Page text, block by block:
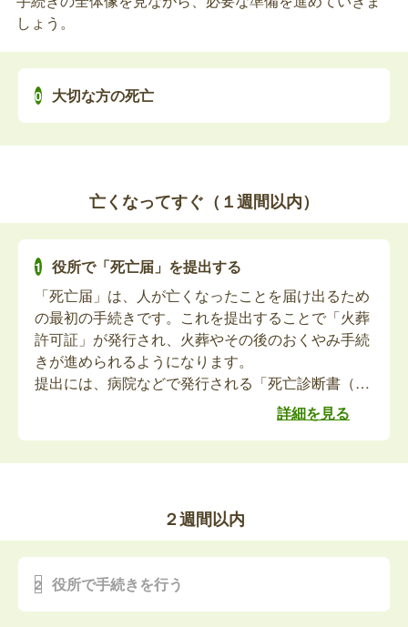
亡くなられた方が身体障害者手帳をお持ちだった場
合、死亡日をもって喪失となります。返還してくだ
さい。
故人の療育手帳の返還、返還届の提出
故人の精神障害者保健福祉手帳の返還、返還
届の提出
亡くなられた方が精神障害者保健福祉手帳をお持ち
だった場合、死亡日をもって喪失となります。返還
してください。
特別障害者手当資格喪失届の提出（死亡関連
亡くなられた方が特別障害者手当を受給していた場
払い分の手当があれば請求の手続きが必要です。未
支払手当請求書を提出してください。
障害児福祉手当資格喪失届の提出（死亡関連
手続き）
しょう。
大切な方の死亡
亡くなってすぐ（１週間以内）
役所で「死亡届」を提出する
「死亡届」は、人が亡くなったことを届け出るため
の最初の手続きです。これを提出することで「火葬
許可証」が発行され、火葬やその後のおくやみ手続
きが進められるようになります。
提出には、病院などで発行される「死亡診断書（死
体検案書）」をもって、故人の死亡を知った日を含
めて7日以内に提出する必要があります。
が多く、ご家族が役所に出向くことは少なくなって
ただし、死亡届が提出されていないと火葬許可証が
発行されず、手続きも滞ってしまうため、葬儀社に
任せる場合も、提出状況を必ず確認しましょう。
葬儀の期間中に行う手続きは、基本的にこの「死亡
詳細を見る
２週間以内
役所で手続きを行う